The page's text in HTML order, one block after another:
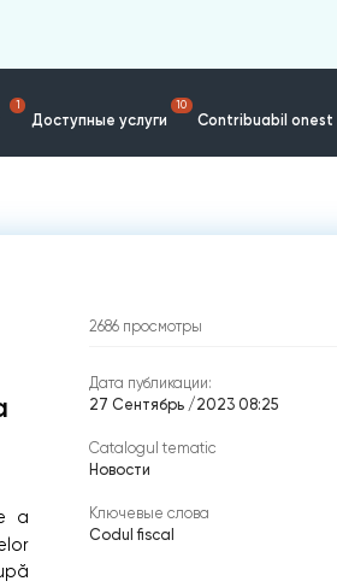
1
Доступные услуги
10
Contribuabil onest
a
2686 просмотры
Дата публикации:
27 Сентябрь /2023 08:25
Catalogul tematic
Новости
Ключевые слова
Codul fiscal